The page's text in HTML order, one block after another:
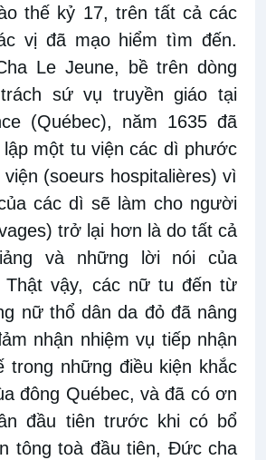
thế kỷ 17, trên tất cả các
vị đã mạo hiểm tìm đến.
Le Jeune, bề trên dòng
sứ vụ truyền giáo tại
(Québec), năm 1635 đã
lập một tu viện các dì phước
(soeurs hospitalières) vì
các dì sẽ làm cho người
trở lại hơn là do tất cả
và những lời nói của
Thật vậy, các nữ tu đến từ
nữ thổ dân da đỏ đã nâng
nhận nhiệm vụ tiếp nhận
trong những điều kiện khắc
đông Québec, và đã có ơn
đầu tiên trước khi có bổ
tông toà đầu tiên, Đức cha